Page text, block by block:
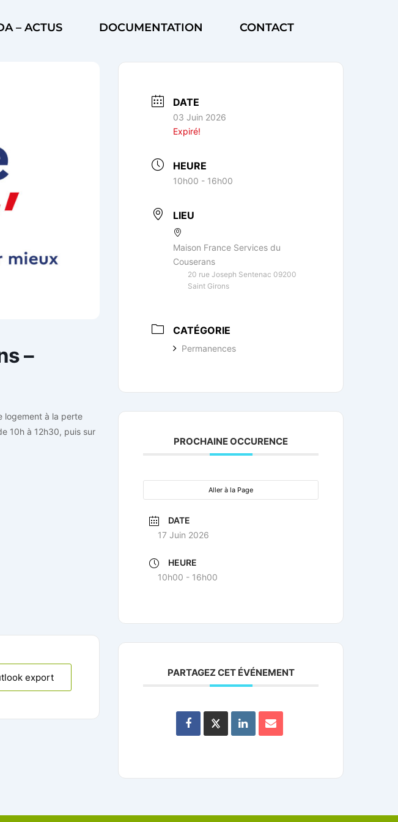
– ACTUS DOCUMENTATION CONTACT
–
logement à la perte
10h à 12h30, puis sur
export
DATE
03 Juin 2026
Expiré!
HEURE
10h00 - 16h00
LIEU
Maison France Services du
Couserans
20 rue Joseph Sentenac 09200
Saint Girons
CATÉGORIE
Permanences
PROCHAINE OCCURENCE
Aller à la Page
DATE
17 Juin 2026
HEURE
10h00 - 16h00
PARTAGEZ CET ÉVÉNEMENT